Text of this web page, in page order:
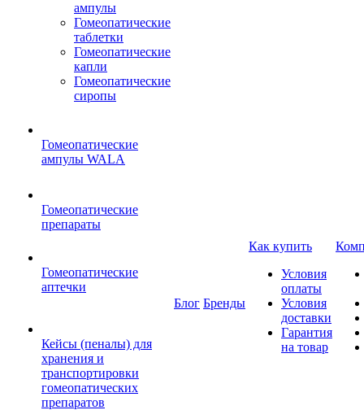
ампулы
Гомеопатические
таблетки
Гомеопатические
капли
Гомеопатические
сиропы
Гомеопатические
ампулы WALA
Гомеопатические
препараты
Гомеопатические
аптечки
Кейсы (пеналы) для
хранения и
транспортировки
гомеопатических
препаратов
Блог Бренды
Как купить
Условия
оплаты
Условия
доставки
Гарантия
на товар